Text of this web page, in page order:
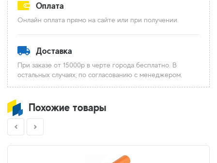
Оплата
Онлайн оплата прямо на сайте или при получении.
Доставка
При заказе от 15000р в черте города бесплатно. В
остальных случаях, по согласованию с менеджером.
Похожие товары